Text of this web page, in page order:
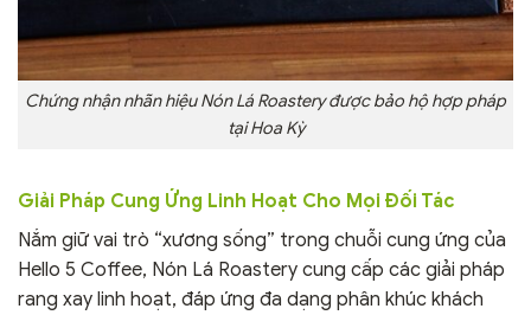
Chứng nhận nhãn hiệu Nón Lá Roastery được bảo hộ hợp pháp
tại Hoa Kỳ
Giải Pháp Cung Ứng Linh Hoạt Cho Mọi Đối Tác
Nắm giữ vai trò “xương sống” trong chuỗi cung ứng của
Hello 5 Coffee, Nón Lá Roastery cung cấp các giải pháp
rang xay linh hoạt, đáp ứng đa dạng phân khúc khách